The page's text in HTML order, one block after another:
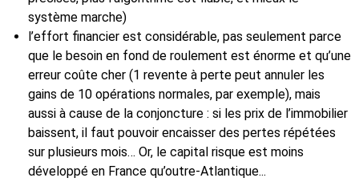
système marche)
l’effort financier est considérable, pas seulement parce
que le besoin en fond de roulement est énorme et qu’une
erreur coûte cher (1 revente à perte peut annuler les
gains de 10 opérations normales, par exemple), mais
aussi à cause de la conjoncture : si les prix de l’immobilier
baissent, il faut pouvoir encaisser des pertes répétées
sur plusieurs mois… Or, le capital risque est moins
développé en France qu’outre-Atlantique...